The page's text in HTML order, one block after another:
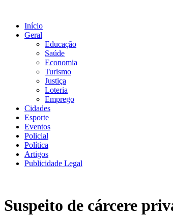
conteúdo
Início
Geral
Educação
Saúde
Economia
Turismo
Justiça
Loteria
Emprego
Cidades
Esporte
Eventos
Policial
Política
Artigos
Publicidade Legal
Suspeito de cárcere